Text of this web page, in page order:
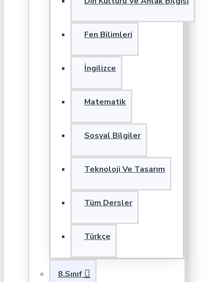
Fen Bilimleri
İngilizce
Matematik
Sosyal Bilgiler
Teknoloji Ve Tasarım
Tüm Dersler
Türkçe
8.Sınıf